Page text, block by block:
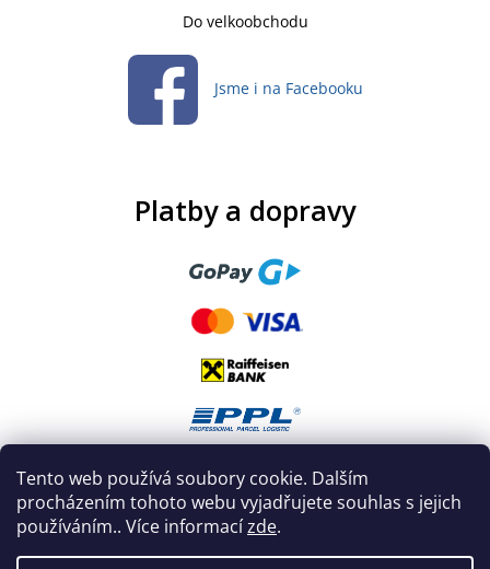
Tento web používá soubory cookie. Dalším
procházením tohoto webu vyjadřujete souhlas s jejich
používáním.. Více informacízde.
Do velkoobchodu
Jsme i na Facebooku
Platby a dopravy